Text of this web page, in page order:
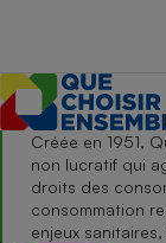
Créée en 1951,
non lucratif qui
droits des
consommation
enjeux